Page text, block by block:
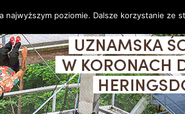
najwyższym poziomie. Dalsze korzystanie ze